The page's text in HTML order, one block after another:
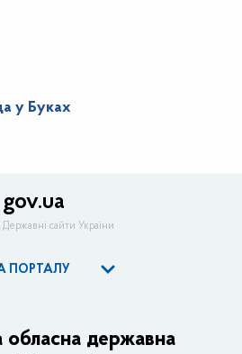
у Буках
gov.ua
Державні сайти України
ПОРТАЛУ
адміністрації
обласна державна